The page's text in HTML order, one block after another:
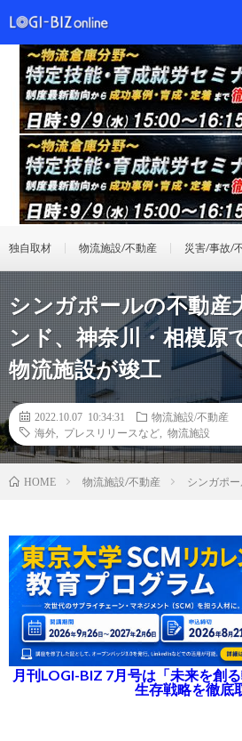
独自取材 物流施設/不動産 災害/事故/
シンガポールの不動産
ンド、神奈川・相模原
物流施設が竣工
2022.10.07 10:34:31
物流施設/不動産
海外
プレスリリースなど 物流施設
HOME 物流施設/不動産 シンガポ
月刊LOGI-BIZ 7月号は「未来を創
生存戦略を徹底